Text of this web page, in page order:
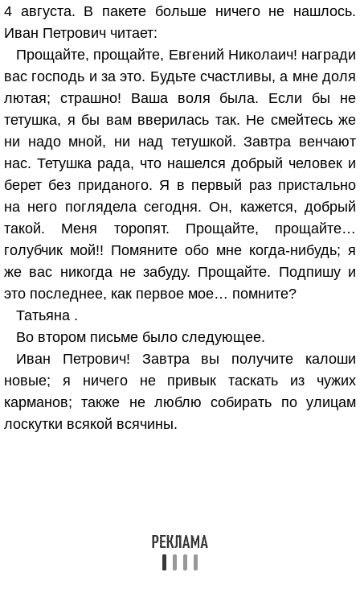
4 августа. В пакете больше ничего не нашлось.
Иван Петрович читает:
Прощайте, прощайте, Евгений Николаич! награди
вас господь и за это. Будьте счастливы, а мне доля
лютая; страшно! Ваша воля была. Если бы не
тетушка, я бы вам вверилась так. Не смейтесь же
ни надо мной, ни над тетушкой. Завтра венчают
нас. Тетушка рада, что нашелся добрый человек и
берет без приданого. Я в первый раз пристально
на него поглядела сегодня. Он, кажется, добрый
такой. Меня торопят. Прощайте, прощайте…
голубчик мой!! Помяните обо мне когда-нибудь; я
же вас никогда не забуду. Прощайте. Подпишу и
это последнее, как первое мое… помните?
Татьяна .
Во втором письме было следующее.
Иван Петрович! Завтра вы получите калоши
новые; я ничего не привык таскать из чужих
карманов; также не люблю собирать по улицам
лоскутки всякой всячины.